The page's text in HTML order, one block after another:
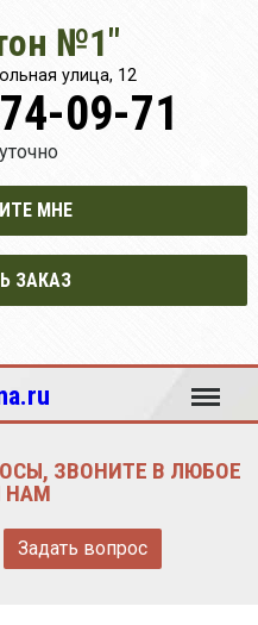
№1"
улица, 12
09-71
МНЕ
ЗАКАЗ
Меню
ЗВОНИТЕ В ЛЮБОЕ
НАМ
Задать вопрос